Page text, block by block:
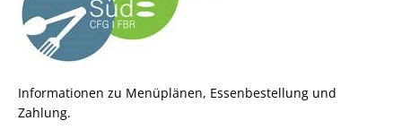
Informationen zu Menüplänen, Essenbestellung und
Zahlung.